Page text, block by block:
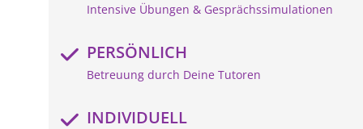
Intensive Übungen & Gesprächssimulationen
PERSÖNLICH
Betreuung durch Deine Tutoren
INDIVIDUELL